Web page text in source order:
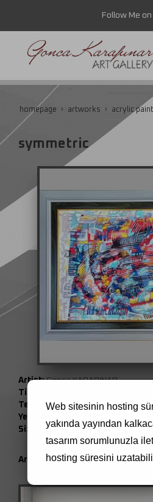
Follow Me
homepage artworks acrylic
symmetric
Artist:Gonca KARAPINAR
Titel:
Technique:Acrylic on Paper
Year:
Size:
35 x 50 cm
Artwork Code: 0004
Web sitesinin hosting
yakında yayından
tasarımsorumlunuzla
hosting süresini